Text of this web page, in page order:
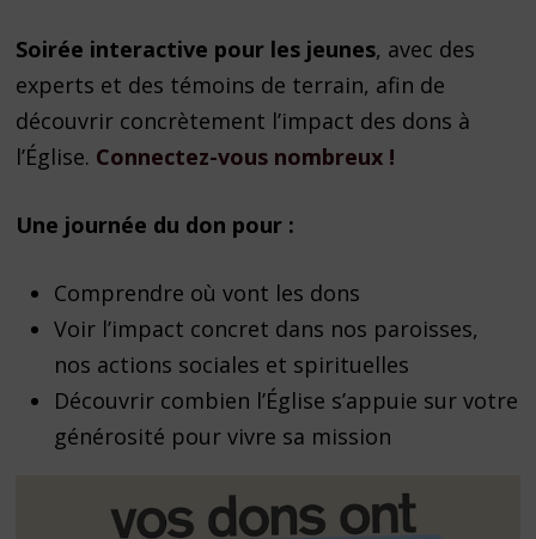
Soirée interactive pour les jeunes, avec des
experts et des témoins de terrain, afin de
découvrir concrètement l’impact des dons à
l’Église. Connectez-vous nombreux !
Une journée du don pour :
Comprendre où vont les dons
Voir l’impact concret dans nos paroisses,
nos actions sociales et spirituelles
Découvrir combien l’Église s’appuie sur votre
générosité pour vivre sa mission